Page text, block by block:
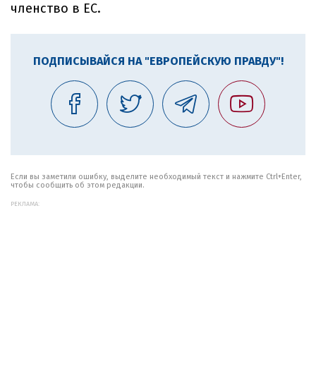
членство в ЕС.
ПОДПИСЫВАЙСЯ НА "ЕВРОПЕЙСКУЮ ПРАВДУ"!
Если вы заметили ошибку, выделите необходимый текст и нажмите Ctrl+Enter,
чтобы сообщить об этом редакции.
РЕКЛАМА: